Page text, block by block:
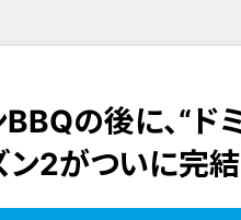
の後に、“ド
ン2がついに完結